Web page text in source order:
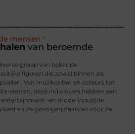
mensen "
van beroemde
groep van bekende
figuren die zowel binnen als
Van muzikanten en acteurs tot
sterren, deze individuen hebben een
en mode-industrie.
en de gevolgen daarvan voor de